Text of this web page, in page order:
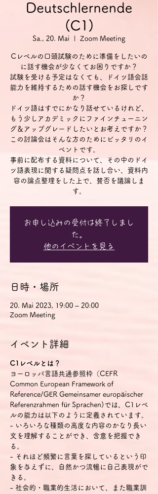
Deutschlernende
(C1)
Sa., 20. Mai Zoom Meeting
Cレベルの口頭試験のために準備をしたいの
に話す機会が少なくてお困りですか？
試験を受ける予定はなくても、ドイツ語会話
能力を維持するための話す機会をお探しです
か？
ドイツ語はすでにかなり話せているけれど、
もう少しアカデミックにファインチューニン
グ＆アップグレードしたいとお考えですか？
この討論会はそんな方のためにピッタリのイ
ベントです。
事前に配布する資料について、その中のドイ
ツ語表現に関する疑問点を話し合い、資料内
容の論点整理をした上で、賛否を議論しま
す。
お申し込みの受付は終了しまし
た。
他のイベントを見る
日時・場所
20. Mai 2023, 19:00 – 20:00
Zoom Meeting
イベント詳細
C1レベルとは？
ヨーロッパ言語共通参照枠（CEFR
Common European Framework of
Reference/GER Gemeinsamer europäischer
Referenzrahmen für Sprachen)では、C1レベ
ルの能力は以下のように定義されています。
- いろいろな種類の高度な内容のかなり長い
文を理解することができ、含意を把握でき
る。
- それほど頻繁に言葉を探しているという印
象を与えずに、自然かつ流暢に自己表現がで
きる。
- 社会的・職業的生活において、また職業訓